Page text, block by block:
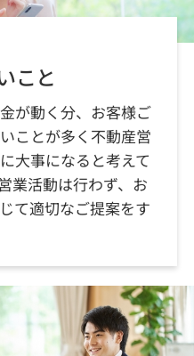
こと
が動く分、お客様ご
ことが多く不動産営
大事になると考えて
業活動は行わず、お
て適切なご提案をす